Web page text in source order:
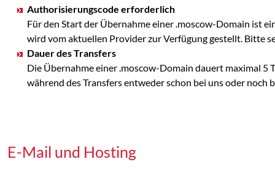
Authorisierungscode erforderlich
Für den Start der Übernahme einer .moscow-Domain ist
wird vom aktuellen Provider zur Verfügung gestellt. Bitte
Dauer des Transfers
Die Übernahme einer .moscow-Domain dauert maximal 5
während des Transfers entweder schon bei uns oder noch
E-Mail und Hosting